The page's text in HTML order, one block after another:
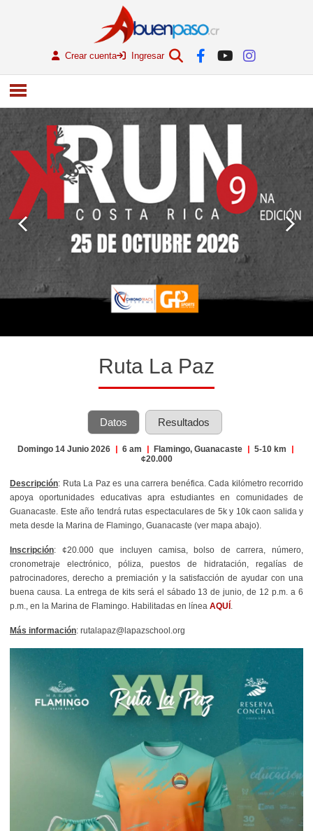
Crear cuenta Ingresar
Ruta La Paz
Datos Resultados
Domingo 14 Junio 2026 | 6 am | Flamingo, Guanacaste | 5-10 km
|
¢20.000
Descripción: Ruta La Paz es una carrera benéfica. Cada kilómetro recorrido
apoya oportunidades educativas apra estudiantes en comunidades de
Guanacaste. Este año tendrá rutas espectaculares de 5k y 10k caon salida y
meta desde la Marina de Flamingo, Guanacaste (ver mapa abajo).
Inscripción: ¢20.000 que incluyen camisa, bolso de carrera, número,
cronometraje electrónico, póliza, puestos de hidratación, regalías de
patrocinadores, derecho a premiación y la satisfacción de ayudar con una
buena causa. La entrega de kits será el sábado 13 de junio, de 12 p.m. a 6
p.m., en la Marina de Flamingo. Habilitadas en línea AQUÍ
Más información: rutalapaz@lapazschool.org